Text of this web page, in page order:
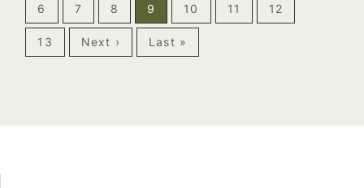
6 7 8 9 10 11 12
13 Next › Last »